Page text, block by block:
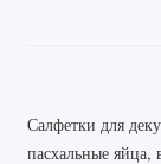
Салфетки для
пасхальные яйца,